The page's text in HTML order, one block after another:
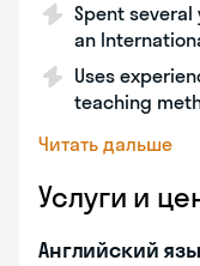
Spent several
an
Uses
teaching
Читать дальше
Услуги и
Английский